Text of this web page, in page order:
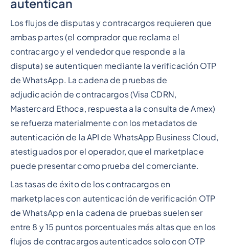
autentican
Los flujos de disputas y contracargos requieren que
ambas partes (el comprador que reclama el
contracargo y el vendedor que responde a la
disputa) se autentiquen mediante la verificación OTP
de WhatsApp. La cadena de pruebas de
adjudicación de contracargos (Visa CDRN,
Mastercard Ethoca, respuesta a la consulta de Amex)
se refuerza materialmente con los metadatos de
autenticación de la API de WhatsApp Business Cloud,
atestiguados por el operador, que el marketplace
puede presentar como prueba del comerciante.
Las tasas de éxito de los contracargos en
marketplaces con autenticación de verificación OTP
de WhatsApp en la cadena de pruebas suelen ser
entre 8 y 15 puntos porcentuales más altas que en los
flujos de contracargos autenticados solo con OTP